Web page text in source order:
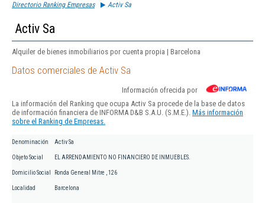
Directorio Ranking Empresas Activ Sa
Activ Sa
Alquiler de bienes inmobiliarios por cuenta propia | Barcelona
Datos comerciales de Activ Sa
Información ofrecida por
La información del Ranking que ocupa Activ Sa procede de la base de datos
de información financiera de INFORMA D&B S.A.U. (S.M.E.). Más información
sobre el Ranking de Empresas.
Denominación Activ Sa
Objeto Social EL ARRENDAMIENTO NO FINANCIERO DE INMUEBLES.
Domicilio Social Ronda General Mitre , 126
Localidad Barcelona